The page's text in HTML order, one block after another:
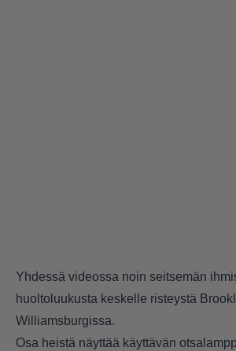
Yhdessä videossa noin seitsemän
huoltoluukusta keskelle risteystä
Williamsburgissa.
Osa heistä näyttää käyttävän